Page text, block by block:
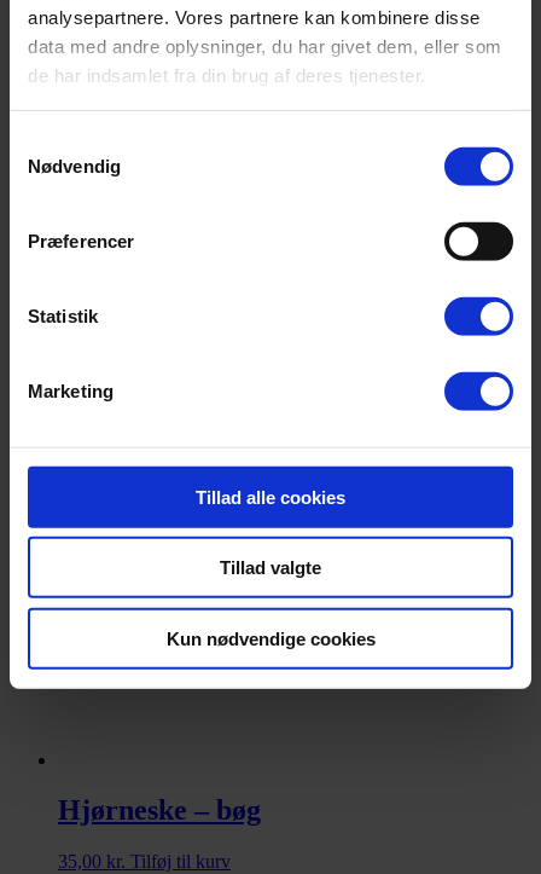
analysepartnere. Vores partnere kan kombinere disse
data med andre oplysninger, du har givet dem, eller som
de har indsamlet fra din brug af deres tjenester.
Nødvendig
Præferencer
Statistik
Marketing
Tillad alle cookies
Tillad valgte
Kun nødvendige cookies
Røreske m/hul – bøg
35,00kr. Tilføj til kurv
Tilføj til kurv
Hjørneske – bøg
35,00 kr. Tilføj til kurv